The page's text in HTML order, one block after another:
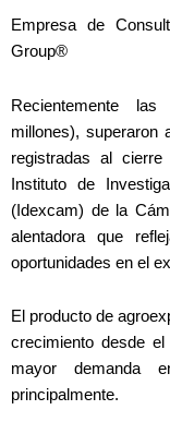
Empresa de
Group®
Recientemente
millones), superaron
registradas al
Instituto de
(Idexcam) de la
alentadora que
oportunidades en el
El producto de
crecimiento desde
mayor demanda
principalmente.